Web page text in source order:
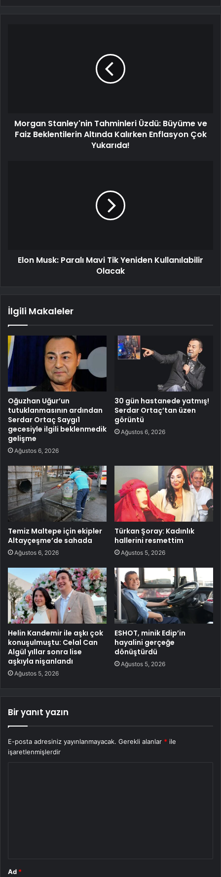
Morgan Stanley'nin Tahminleri Üzdü: Büyüme ve
Faiz Beklentilerin Altında Kalırken Enflasyon Çok
Yukarıda!
Elon Musk: Paralı Mavi Tik Yeniden Kullanılabilir
Olacak
İlgili Makaleler
Oğuzhan Uğur’un
tutuklanmasının ardından
Serdar Ortaç Saygı1
gecesiyle ilgili beklenmedik
gelişme
Ağustos 6, 2026
30 gün hastanede yatmış!
Serdar Ortaç’tan üzen
görüntü
Ağustos 6, 2026
Temiz Maltepe için ekipler
Altayçeşme’de sahada
Ağustos 6, 2026
Türkan Şoray: Kadınlık
hallerini resmettim
Ağustos 5, 2026
Helin Kandemir ile aşkı çok
konuşulmuştu: Celal Can
Algül yıllar sonra lise
aşkıyla nişanlandı
Ağustos 5, 2026
ESHOT, minik Edip’in
hayalini gerçeğe
dönüştürdü
Ağustos 5, 2026
Bir yanıt yazın
E-posta adresiniz yayınlanmayacak. Gerekli alanlar * ile
işaretlenmişlerdir
Ad *